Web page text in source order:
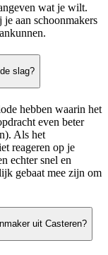
wat je wilt.
aan schoonmakers
slag?
hebben waarin het
even beter
Als het
reageren op je
echter snel en
gebaat mee zijn om
uit Casteren?